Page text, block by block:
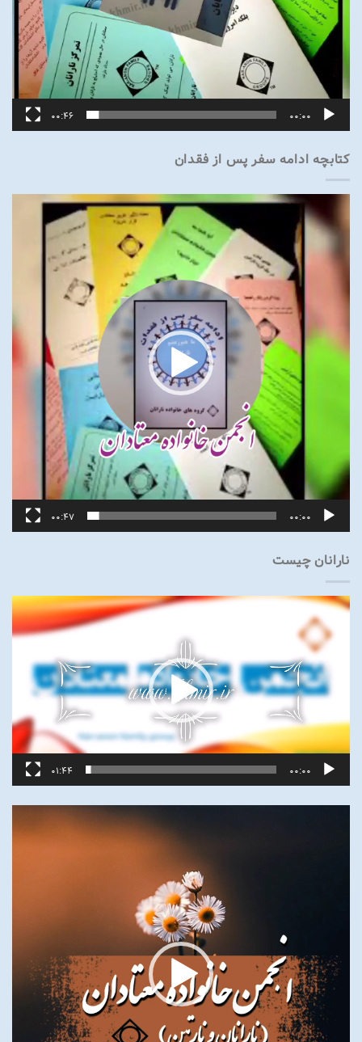
00:00
00:46
کتابچه ادامه سفر پس از فقدان
نمایشگر
ویدیو
00:00
00:47
نارانان چیست
نمایشگر
ویدیو
00:00
01:44